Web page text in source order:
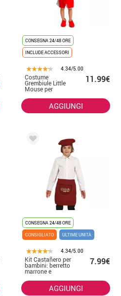
CONSEGNA 24/48 ORE
INCLUDE ACCESSORI
4.34/5.00
Costume
Grembiule Little
Mouse per
bambino
11.99€
AGGIUNGI
CONSEGNA 24/48 ORE
CONSIGLIATO
ULTIME UNITÀ
4.34/5.00
Kit Castañero per
bambini: berretto
marrone e
7.99€
AGGIUNGI